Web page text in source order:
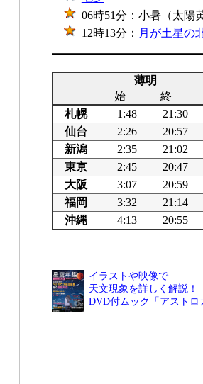
06時51分：小暑（太陽黄
12時13分： 月が土星の
薄明
始
終
札幌
1:48 21:30
仙台
2:26 20:57
新潟
2:35 21:02
東京
2:45 20:47
大阪
3:07 20:59
福岡
3:32 21:14
沖縄
4:13 20:55
イラストや映像で
天文現象を詳しく解説！
DVD付ムック「アストロ